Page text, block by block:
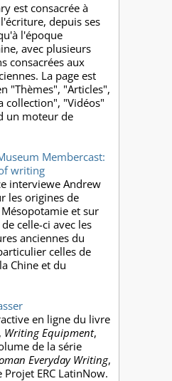
est consacrée à
depuis ses
l'époque
avec plusieurs
consacrées aux
La page est
"Thèmes", "Articles",
collection", "Vidéos"
un moteur de
Membercast:
writing
interviewe Andrew
les origines de
et sur
celle-ci avec les
anciennes du
celles de
Chine et du
en ligne du livre
Writing Equipment,
de la série
Everyday Writing,
ERC LatinNow.